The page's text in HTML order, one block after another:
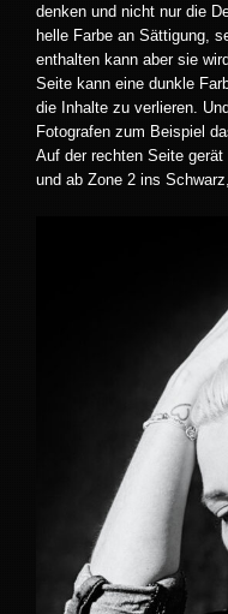
denken und nicht nur die
helle Farbe an Sättigung,
enthalten kann aber sie
Seite kann eine dunkle
die Inhalte zu verlieren.
Fotografen zum Beispiel
Auf der rechten Seite
und ab Zone 2 ins